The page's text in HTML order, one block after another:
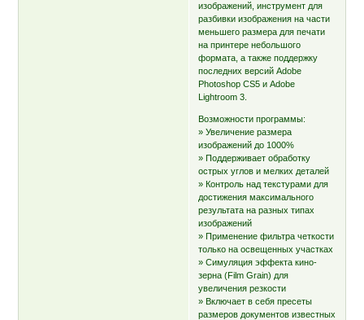
изображений, инструмент для
разбивки изображения на части
меньшего размера для печати
на принтере небольшого
формата, а также поддержку
последних версий Adobe
Photoshop CS5 и Adobe
Lightroom 3.
Возможности программы:
» Увеличение размера
изображений до 1000%
» Поддерживает обработку
острых углов и мелких деталей
» Контроль над текстурами для
достижения максимального
результата на разных типах
изображений
» Применение фильтра четкости
только на освещенных участках
» Симуляция эффекта кино-
зерна (Film Grain) для
увеличения резкости
» Включает в себя пресеты
размеров документов известных